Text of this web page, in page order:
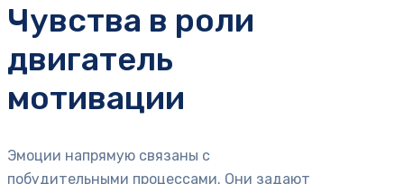
Чувства в роли
двигатель
мотивации
Эмоции напрямую связаны с
побудительными процессами. Они задают